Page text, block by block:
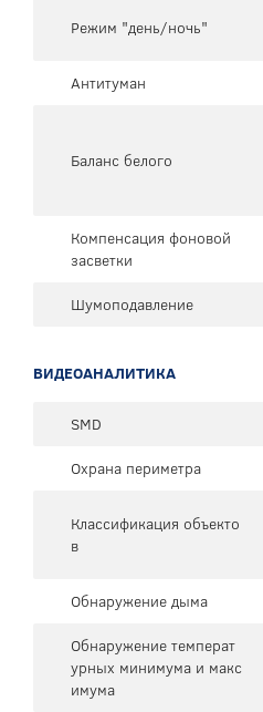
Режим "день/ночь"
Антитуман
Баланс белого
Компенсация фоновой
засветки
Шумоподавление
ВИДЕОАНАЛИТИКА
SMD
Охрана периметра
Классификация объекто
в
Обнаружение дыма
Обнаружение температ
урных минимума и макс
имума